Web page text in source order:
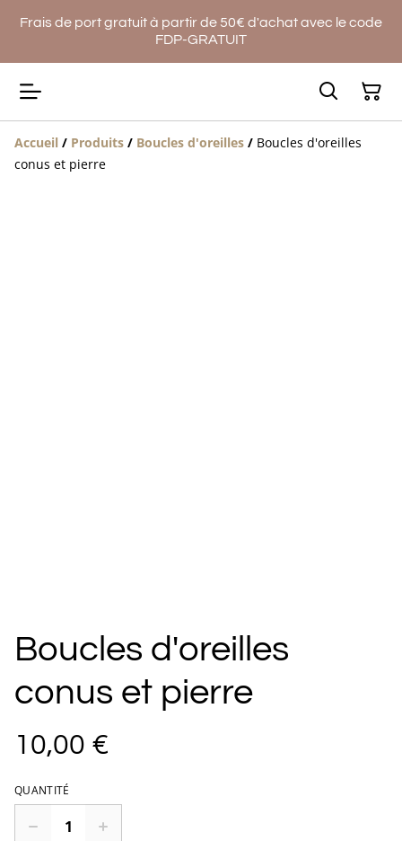
Frais de port gratuit à partir de 50€ d'achat avec le code
FDP-GRATUIT
Accueil / Produits / Boucles d'oreilles / Boucles d'oreilles
conus et pierre
Boucles d'oreilles
conus et pierre
10,00 €
QUANTITÉ